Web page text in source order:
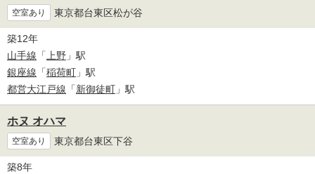
空室あり 東京都台東区松が谷
築12年
山手線 「上野 」駅
銀座線 「稲荷町 」駅
都営大江戸線 「新御徒町 」駅
ホヌ オハマ
空室あり 東京都台東区下谷
築8年